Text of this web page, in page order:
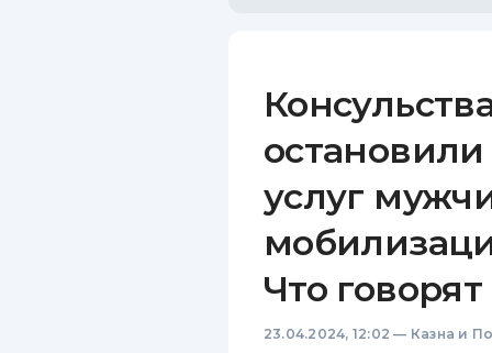
услуг
Что
23.04.2024, 12:02 — Казна и